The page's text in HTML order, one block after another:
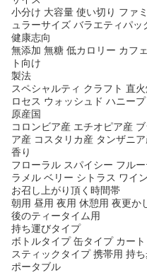
小分け 大容量 使い切り ファ
ュラーサイズ バラエティパッ
健康志向
無添加 無糖 低カロリー カフ
ト向け
製法
スペシャルティ クラフト 直
ロセス ウォッシュド ハニー
原産国
コロンビア産 エチオピア産
ア産 コスタリカ産 タンザニ
香り
フローラル スパイシー フル
ラメル ベリー シトラス ワイ
お召し上がり頂く時間帯
朝用 昼用 夜用 休憩用 夜更か
後のティータイム用
持ち運びタイプ
ボトルタイプ 缶タイプ カー
スティックタイプ 携帯用 持
ポータブル